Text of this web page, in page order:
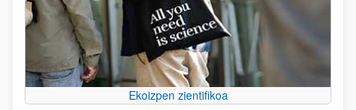
Ekoizpen zientifikoa